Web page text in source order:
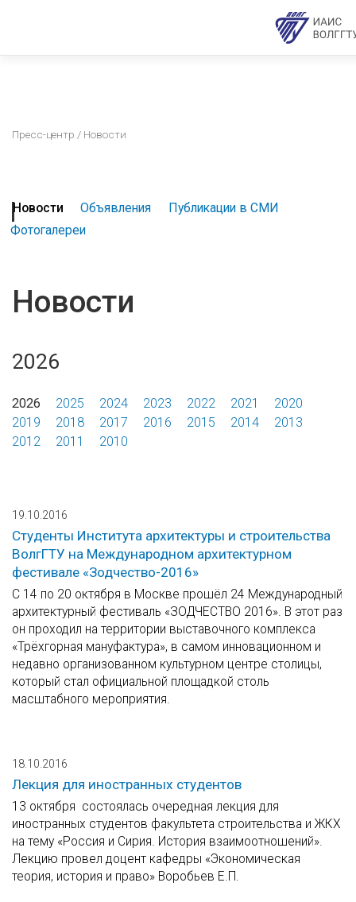
Пресс-центр / Новости
Новости Объявления
Публикации в СМИ
Фотогалереи
Новости
2026
2026 2025 2024 2023 2022 2021
2020
2019
2018 2017 2016 2015 2014
2013
2012
2011 2010
19.10.2016
Студенты Института архитектуры и строительства
ВолгГТУ на Международном архитектурном
фестивале «Зодчество-2016»
С 14 по 20 октября в Москве прошёл 24 Международный
архитектурный фестиваль «ЗОДЧЕСТВО 2016». В этот раз
он проходил на территории выставочного комплекса
«Трёхгорная мануфактура», в самом инновационном и
недавно организованном культурном центре столицы,
который стал официальной площадкой столь
масштабного мероприятия.
18.10.2016
Лекция для иностранных студентов
13 октября состоялась очередная лекция для
иностранных студентов факультета строительства и ЖКХ
на тему «Россия и Сирия. История взаимоотношений».
Лекцию провел доцент кафедры «Экономическая
теория, история и право» Воробьев Е.П.